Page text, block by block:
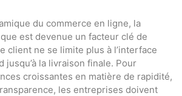
du commerce en ligne, la
est devenue un facteur clé de
client ne se limite plus à l’interface
jusqu’à la livraison finale. Pour
croissantes en matière de rapidité,
les entreprises doivent